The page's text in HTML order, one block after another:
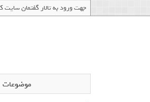
جهت ورود به تالار گفتمان سایت
موضوعات